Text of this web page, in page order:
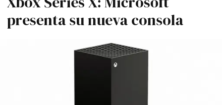
presenta su nueva consola